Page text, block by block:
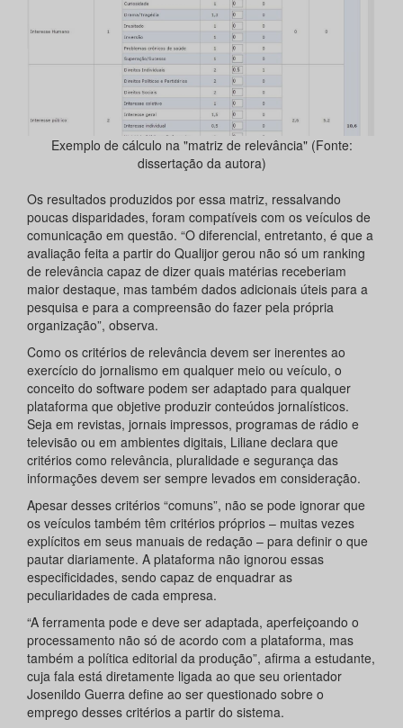
Exemplo de cálculo na "matriz de relevância" (Fonte:
dissertação da autora)
Os resultados produzidos por essa matriz, ressalvando
poucas disparidades, foram compatíveis com os veículos de
comunicação em questão. “O diferencial, entretanto, é que a
avaliação feita a partir do Qualijor gerou não só um ranking
de relevância capaz de dizer quais matérias receberiam
maior destaque, mas também dados adicionais úteis para a
pesquisa e para a compreensão do fazer pela própria
organização”, observa.
Como os critérios de relevância devem ser inerentes ao
exercício do jornalismo em qualquer meio ou veículo, o
conceito do software podem ser adaptado para qualquer
plataforma que objetive produzir conteúdos jornalísticos.
Seja em revistas, jornais impressos, programas de rádio e
televisão ou em ambientes digitais, Liliane declara que
critérios como relevância, pluralidade e segurança das
informações devem ser sempre levados em consideração.
Apesar desses critérios “comuns”, não se pode ignorar que
os veículos também têm critérios próprios – muitas vezes
explícitos em seus manuais de redação – para definir o que
pautar diariamente. A plataforma não ignorou essas
especificidades, sendo capaz de enquadrar as
peculiaridades de cada empresa.
“A ferramenta pode e deve ser adaptada, aperfeiçoando o
processamento não só de acordo com a plataforma, mas
também a política editorial da produção”, afirma a estudante,
cuja fala está diretamente ligada ao que seu orientador
Josenildo Guerra define ao ser questionado sobre o
emprego desses critérios a partir do sistema.